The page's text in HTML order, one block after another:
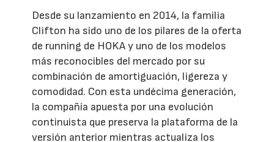
Desde su lanzamiento en 2014, la familia
Clifton ha sido uno de los pilares de la oferta
de running de HOKA y uno de los modelos
más reconocibles del mercado por su
combinación de amortiguación, ligereza y
comodidad. Con esta undécima generación,
la compañía apuesta por una evolución
continuista que preserva la plataforma de la
versión anterior mientras actualiza los